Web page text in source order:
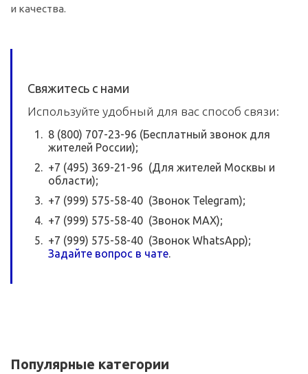
и качества.
Свяжитесь с нами
Используйте удобный для вас способ связи:
8 (800) 707-23-96 (Бесплатный звонок для
жителей России);
+7 (495) 369-21-96 (Для жителей Москвы и
области);
+7 (999) 575-58-40 (Звонок Telegram);
+7 (999) 575-58-40 (Звонок MAX);
+7 (999) 575-58-40 (Звонок WhatsApp);
Задайте вопрос в чате.
Популярные категории